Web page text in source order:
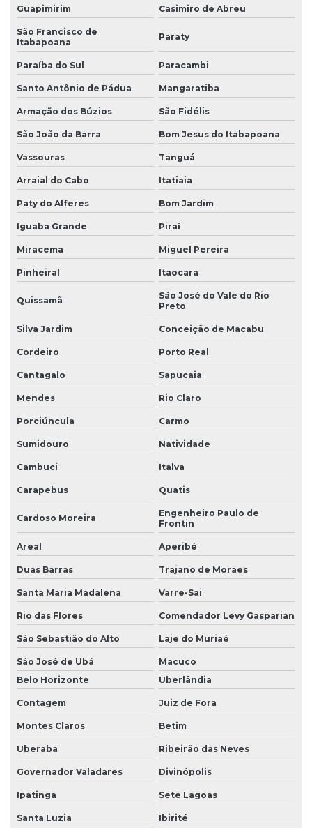
Solvente atóxico
Solvente para tinta
Solventes industriais
Trióxido de antimônio
Zeólita onde comprar
Guapimirim Casimiro de Abreu
São Francisco de
Itabapoana
Paraty
Paraíba do Sul Paracambi
Santo Antônio de Pádua Mangaratiba
Armação dos Búzios São Fidélis
São João da Barra Bom Jesus do Itabapoana
Vassouras Tanguá
Arraial do Cabo Itatiaia
Paty do Alferes Bom Jardim
Iguaba Grande Piraí
Miracema Miguel Pereira
Pinheiral Itaocara
Quissamã
São José do Vale do Rio
Preto
Silva Jardim Conceição de Macabu
Cordeiro Porto Real
Cantagalo Sapucaia
Mendes Rio Claro
Porciúncula Carmo
Sumidouro Natividade
Cambuci Italva
Carapebus Quatis
Cardoso Moreira
Engenheiro Paulo de
Frontin
Areal Aperibé
Duas Barras Trajano de Moraes
Santa Maria Madalena Varre-Sai
Rio das Flores Comendador Levy Gasparian
São Sebastião do Alto Laje do Muriaé
São José de Ubá
Macuco
Belo Horizonte
Uberlândia
Contagem Juiz de Fora
Montes Claros Betim
Uberaba Ribeirão das Neves
Governador Valadares Divinópolis
Ipatinga Sete Lagoas
Santa Luzia Ibirité